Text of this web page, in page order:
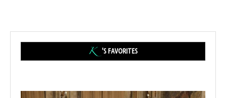
'S FAVORITES